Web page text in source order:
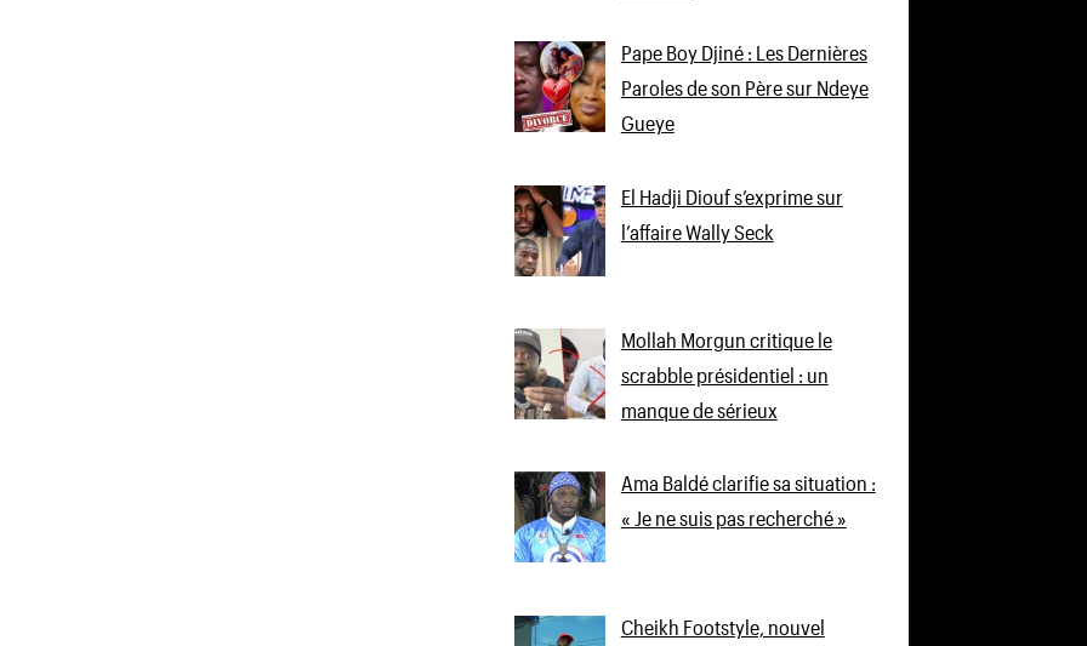
Pape Boy Djiné : Les Dernières
Paroles de son Père sur Ndeye
Gueye
El Hadji Diouf s’exprime sur
l’affaire Wally Seck
Mollah Morgun critique le
scrabble présidentiel : un
manque de sérieux
Ama Baldé clarifie sa situation :
« Je ne suis pas recherché »
Cheikh Footstyle, nouvel